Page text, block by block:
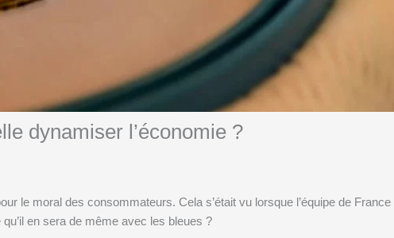
dynamiser l’économie ?
le moral des consommateurs. Cela s’était vu lorsque l’équipe de
en sera de même avec les bleues ?